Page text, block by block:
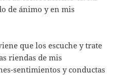
de ánimo y en mis
que los escuche y trate
riendas de mis
sentimientos y conductas